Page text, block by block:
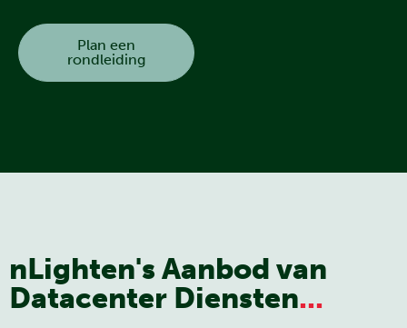
Plan een
rondleiding
nLighten's Aanbod van
Datacenter Diensten...